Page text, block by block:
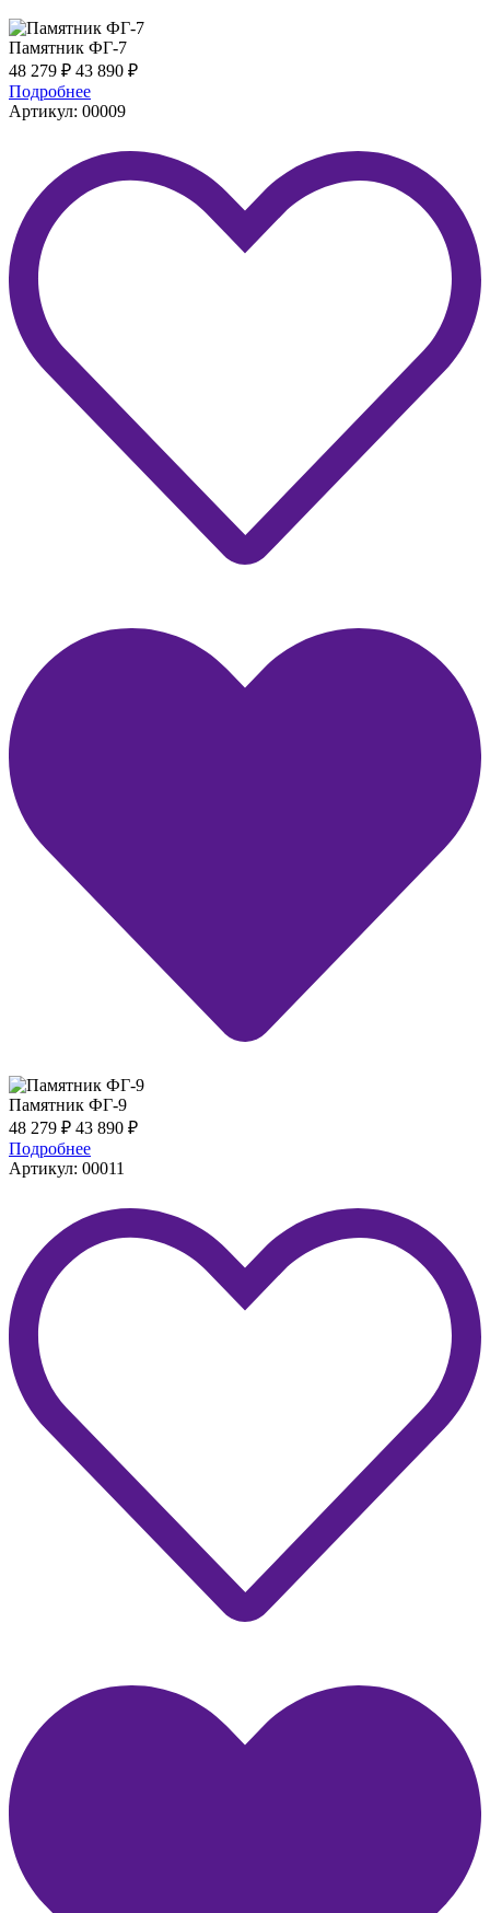
Памятник ФГ-7
48 279 ₽ 43 890 ₽
Подробнее
Артикул: 00009
Памятник ФГ-9
48 279 ₽ 43 890 ₽
Подробнее
Артикул: 00011